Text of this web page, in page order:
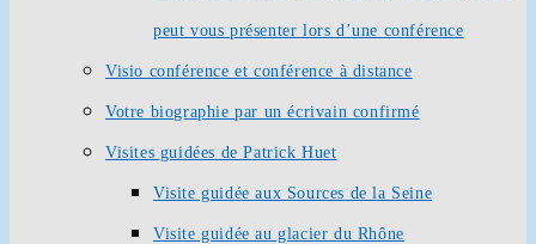
peut vous présenter lors d’une conférence
Visio conférence et conférence à distance
Votre biographie par un écrivain confirmé
Visites guidées de Patrick Huet
Visite guidée aux Sources de la Seine
Visite guidée au glacier du Rhône